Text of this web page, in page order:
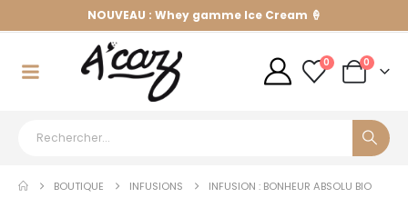
NOUVEAU : Whey gamme Ice Cream 🍦
0 0
BOUTIQUE INFUSIONS INFUSION : BONHEUR ABSOLU BIO